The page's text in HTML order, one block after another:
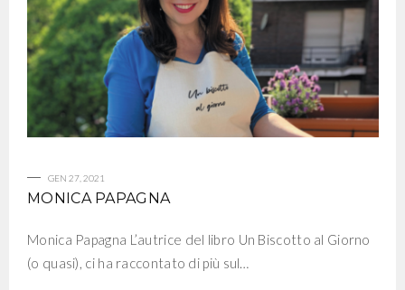
GEN 27, 2021
MONICA PAPAGNA
Monica Papagna L’autrice del libro Un Biscotto al Giorno
(o quasi), ci ha raccontato di più sul…